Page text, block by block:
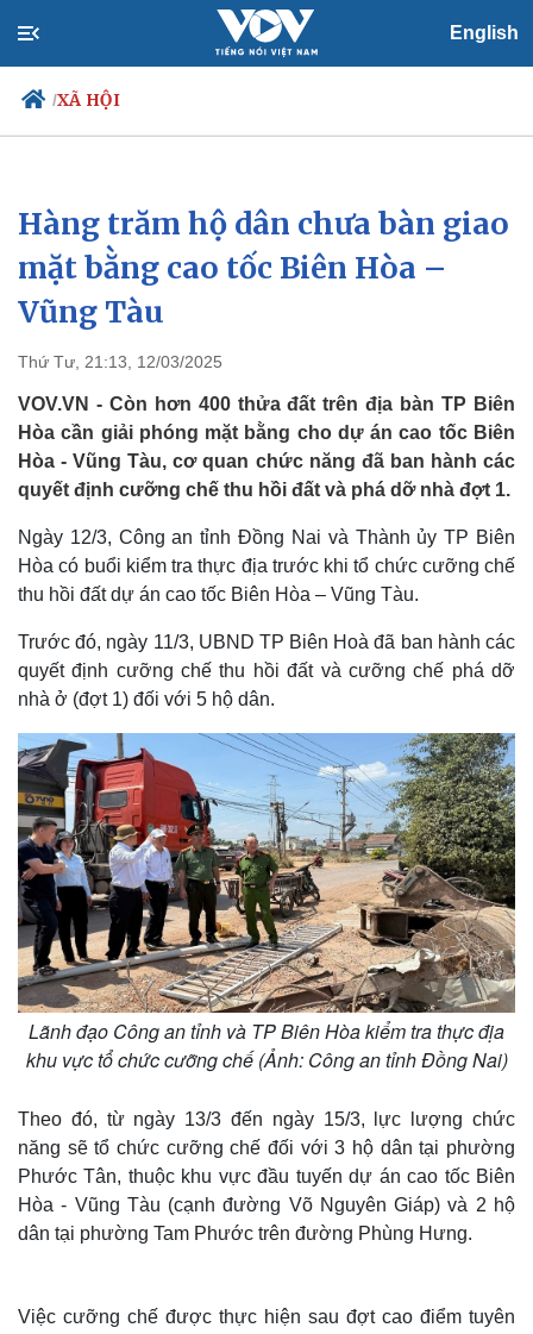
English
/XÃ HỘI
Chính trị
Đảng
Tổ chức nhân sự
Quốc hội
Nhận diện sự thật
Xã hội
Tin 24h
Dự báo thời tiết
Hàng trăm hộ dân chưa bàn giao
mặt bằng cao tốc Biên Hòa –
Vũng Tàu
Thứ Tư, 21:13, 12/03/2025
VOV.VN - Còn hơn 400 thửa đất trên địa bàn TP Biên
Hòa cần giải phóng mặt bằng cho dự án cao tốc Biên
Hòa - Vũng Tàu, cơ quan chức năng đã ban hành các
quyết định cưỡng chế thu hồi đất và phá dỡ nhà đợt 1.
Ngày 12/3, Công an tỉnh Đồng Nai và Thành ủy TP Biên
Hòa có buổi kiểm tra thực địa trước khi tổ chức cưỡng chế
thu hồi đất dự án cao tốc Biên Hòa – Vũng Tàu.
Trước đó, ngày 11/3, UBND TP Biên Hoà đã ban hành các
quyết định cưỡng chế thu hồi đất và cưỡng chế phá dỡ
nhà ở (đợt 1) đối với 5 hộ dân.
Lãnh đạo Công an tỉnh và TP Biên Hòa kiểm tra thực địa
khu vực tổ chức cưỡng chế (Ảnh: Công an tỉnh Đồng Nai)
Theo đó, từ ngày 13/3 đến ngày 15/3, lực lượng chức
năng sẽ tổ chức cưỡng chế đối với 3 hộ dân tại phường
Phước Tân, thuộc khu vực đầu tuyến dự án cao tốc Biên
Hòa - Vũng Tàu (cạnh đường Võ Nguyên Giáp) và 2 hộ
dân tại phường Tam Phước trên đường Phùng Hưng.
Việc cưỡng chế được thực hiện sau đợt cao điểm tuyên